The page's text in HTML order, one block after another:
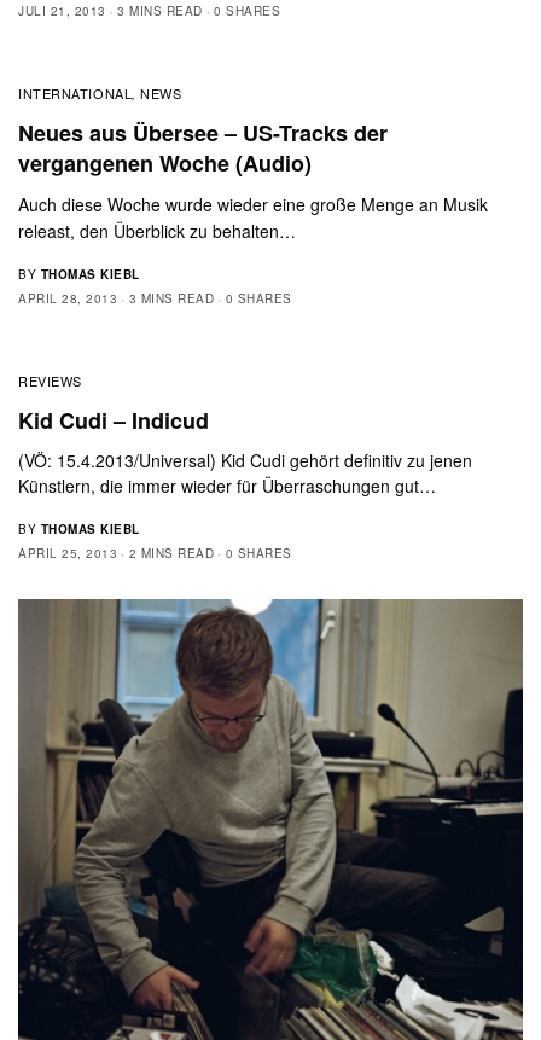
JULI 21, 2013
3 MINS READ 0 SHARES
INTERNATIONAL ,NEWS
Neues aus Übersee – US-Tracks der
vergangenen Woche (Audio)
Auch diese Woche wurde wieder eine große Menge an Musik
releast, den Überblick zu behalten…
BY THOMAS KIEBL
APRIL 28, 2013
3 MINS READ 0 SHARES
REVIEWS
Kid Cudi – Indicud
(VÖ: 15.4.2013/Universal) Kid Cudi gehört definitiv zu jenen
Künstlern, die immer wieder für Überraschungen gut…
BY THOMAS KIEBL
APRIL 25, 2013
2 MINS READ 0 SHARES